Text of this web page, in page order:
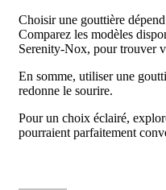
Choisir une gouttière
Comparez les modèles
Serenity-Nox, pour trouver
En somme, utiliser une
redonne le sourire.
Pour un choix éclairé,
pourraient parfaitement